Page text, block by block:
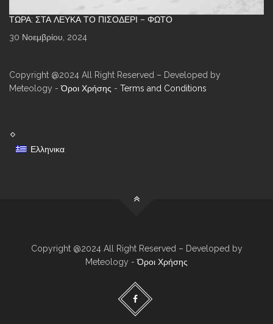
ΤΏΡΑ: ΣΤΑ ΛΕΥΚΆ ΤΟ ΠΙΣΟΔΈΡΙ – ΦΩΤΌ
30 Νοεμβρίου, 2024
Copyright @2024 All Right Reserved – Developed by
Meteology -Όροι Χρήσης - Terms and Conditions
Ελληνικα
Copyright @2024 All Right Reserved – Developed by
Meteology -Όροι Χρήσης